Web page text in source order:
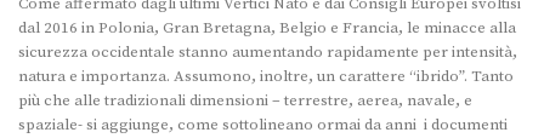
Come affermato dagli ultimi Vertici Nato e dai Consigli Europei svoltisi
dal 2016 in Polonia, Gran Bretagna, Belgio e Francia, le minacce alla
sicurezza occidentale stanno aumentando rapidamente per intensità,
natura e importanza. Assumono, inoltre, un carattere “ibrido”. Tanto
più che alle tradizionali dimensioni – terrestre, aerea, navale, e
spaziale- si aggiunge, come sottolineano ormai da anni i documenti